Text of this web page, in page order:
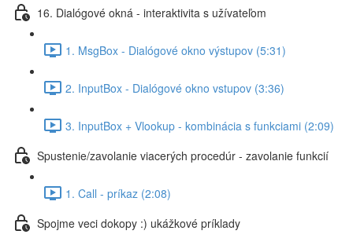
16. Dialógové okná - interaktivita s užívateľom
1. MsgBox - Dialógové okno výstupov (5:31)
2. InputBox - Dialógové okno vstupov (3:36)
3. InputBox + Vlookup - kombinácia s funkciami (2:09)
Spustenie/zavolanie viacerých procedúr - zavolanie funkcií
1. Call - príkaz (2:08)
Spojme veci dokopy :) ukážkové príklady